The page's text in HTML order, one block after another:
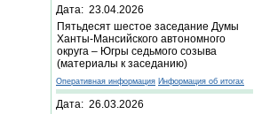
Дата: 23.04.2026
Пятьдесят шестое заседание Думы
Ханты-Мансийского автономного
округа – Югры седьмого созыва
(материалы к заседанию)
Оперативная информация Информация об итогах
Дата: 26.03.2026